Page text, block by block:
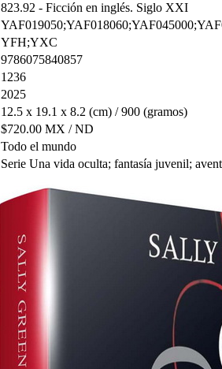
823.92 - Ficción en inglés. Siglo XXI
YFH;YXC
9786075840857
1236
2025
12.5 x 19.1 x 8.2 (cm) / 900 (gramos)
$720.00 MX / ND
Todo el mundo
Serie Una vida oculta; fantasía juvenil;